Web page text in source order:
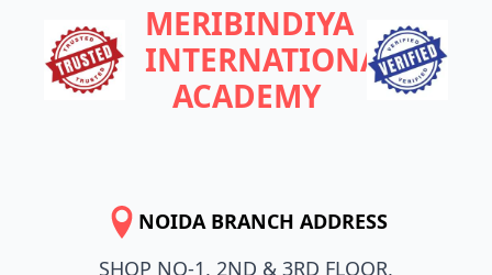
MERIBINDIYA
INTERNATIONAL
ACADEMY
NOIDA BRANCH ADDRESS
SHOP NO-1, 2ND & 3RD FLOOR,